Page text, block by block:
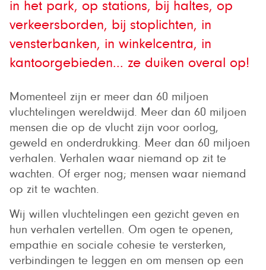
in het park, op stations, bij haltes, op
verkeersborden, bij stoplichten, in
vensterbanken, in winkelcentra, in
kantoorgebieden... ze duiken overal op!​
Momenteel zijn er meer dan 60 miljoen
vluchtelingen wereldwijd. Meer dan 60 miljoen
mensen die op de vlucht zijn voor oorlog,
geweld en onderdrukking. Meer dan 60 miljoen
verhalen. Verhalen waar niemand op zit te
wachten. Of erger nog; mensen waar niemand
op zit te wachten.
Wij willen vluchtelingen een gezicht geven en
hun verhalen vertellen. Om ogen te openen,
empathie en sociale cohesie te versterken,
verbindingen te leggen en om mensen op een